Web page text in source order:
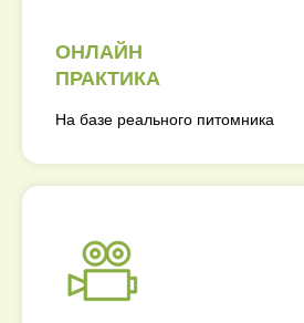
ОНЛАЙН
ПРАКТИКА
На базе реального питомника